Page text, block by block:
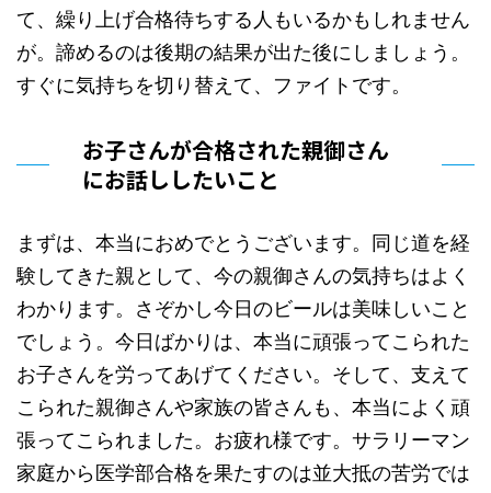
て、繰り上げ合格待ちする人もいるかもしれません
が。諦めるのは後期の結果が出た後にしましょう。
すぐに気持ちを切り替えて、ファイトです。
お子さんが合格された親御さん
にお話ししたいこと
まずは、本当におめでとうございます。同じ道を経
験してきた親として、今の親御さんの気持ちはよく
わかります。さぞかし今日のビールは美味しいこと
でしょう。今日ばかりは、本当に頑張ってこられた
お子さんを労ってあげてください。そして、支えて
こられた親御さんや家族の皆さんも、本当によく頑
張ってこられました。お疲れ様です。サラリーマン
家庭から医学部合格を果たすのは並大抵の苦労では